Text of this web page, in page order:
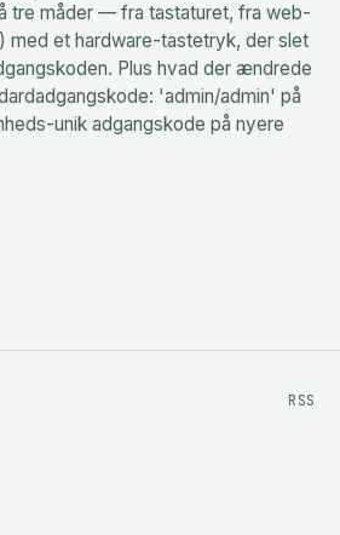
tre måder — fra tastaturet, fra web-
med et hardware-tastetryk, der slet
Plus hvad der ændrede
'admin/admin' på
unik adgangskode på nyere
RSS